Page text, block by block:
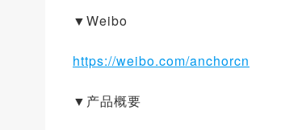
▼Weibo
https://weibo.com/anchorcn
▼产品概要